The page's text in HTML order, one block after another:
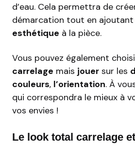
d’eau. Cela permettra de
démarcation tout en ajoutant
esthétique à la pièce.
Vous pouvez également
carrelage mais jouer sur les
couleurs, l’orientation. À
qui correspondra le mieux à
vos envies !
Le look total carrelage